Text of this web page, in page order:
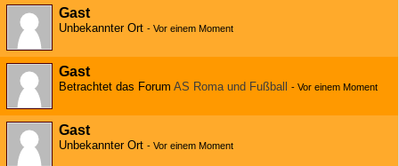
Gast
Unbekannter Ort - Vor einem Moment
Gast
Betrachtet das Forum AS Roma und Fußball - Vor einem Moment
Gast
Unbekannter Ort - Vor einem Moment